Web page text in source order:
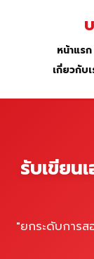
รับเขียน
ตำราเรียน
หน้าแรก
เกี่ยวกับเ
รับเขียน
"ยกระดับการส